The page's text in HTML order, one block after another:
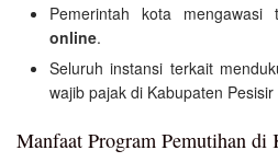
Pemerintah kota mengawasi
online.
Seluruh instansi terkait
wajib pajak di Kabupaten Pesisir
Manfaat Program Pemutihan di